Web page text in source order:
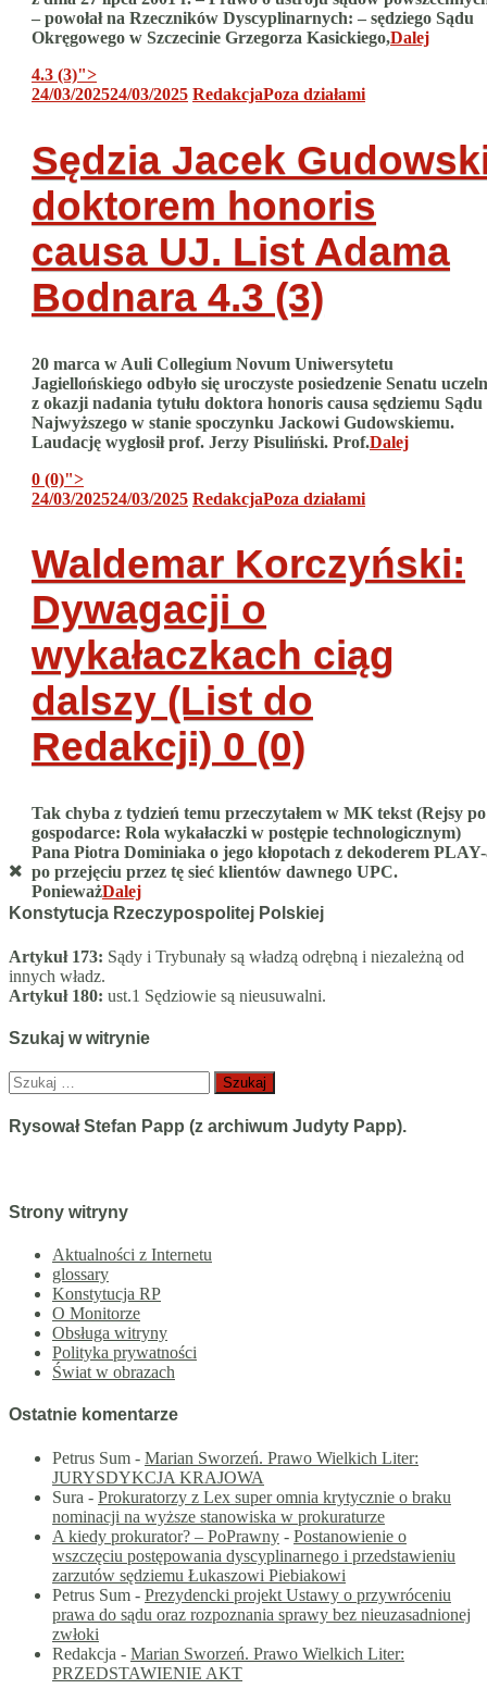
– powołał na Rzeczników Dyscyplinarnych: – sędziego Sądu
Okręgowego w Szczecinie Grzegorza Kasickiego,Dalej
4.3 (3)">
24/03/202524/03/2025 RedakcjaPoza działami
Sędzia Jacek
doktorem honoris
causa UJ. List Adama
Bodnara 4.3 (3)
20 marca w Auli Collegium Novum Uniwersytetu
Jagiellońskiego odbyło się uroczyste posiedzenie Senatu
z okazji nadania tytułu doktora honoris causa sędziemu Sądu
Najwyższego w stanie spoczynku Jackowi Gudowskiemu.
Laudację wygłosił prof. Jerzy Pisuliński. Prof.Dalej
0 (0)">
24/03/202524/03/2025 RedakcjaPoza działami
Waldemar Korczyński:
Dywagacji o
wykałaczkach ciąg
dalszy (List do
Redakcji) 0 (0)
Tak chyba z tydzień temu przeczytałem w MK tekst (Rejsy po
gospodarce: Rola wykałaczki w postępie technologicznym)
Pana Piotra Dominiaka o jego kłopotach z dekoderem
po przejęciu przez tę sieć klientów dawnego UPC.
PonieważDalej
Konstytucja Rzeczypospolitej Polskiej
Artykuł 173: Sądy i Trybunały są władzą odrębną i niezależną od
innych władz.
Artykuł 180: ust.1 Sędziowie są nieusuwalni.
Szukaj w witrynie
Szukaj:
Rysował Stefan Papp (z archiwum Judyty Papp).
Strony witryny
Aktualności z Internetu
glossary
Konstytucja RP
O Monitorze
Obsługa witryny
Polityka prywatności
Świat w obrazach
Ostatnie komentarze
Petrus Sum - Marian Sworzeń. Prawo Wielkich Liter:
JURYSDYKCJA KRAJOWA
Sura - Prokuratorzy z Lex super omnia krytycznie o braku
nominacji na wyższe stanowiska w prokuraturze
A kiedy prokurator? – PoPrawny - Postanowienie o
wszczęciu postępowania dyscyplinarnego i przedstawieniu
zarzutów sędziemu Łukaszowi Piebiakowi
Petrus Sum - Prezydencki projekt Ustawy o przywróceniu
prawa do sądu oraz rozpoznania sprawy bez nieuzasadnionej
zwłoki
Redakcja - Marian Sworzeń. Prawo Wielkich Liter:
PRZEDSTAWIENIE AKT